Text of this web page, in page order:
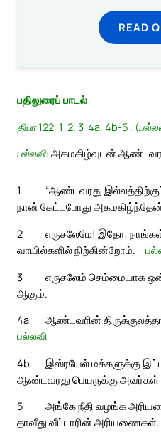
READ
பதிலுரைப் பாடல்
திபா 122: 1-2. 3-4a. 4b-5 .
பல்லவி: அகமகிழ்வுடன்
1
“ஆண்டவரது
நான் கேட்டபோது
2
எருசலேமே! இதோ,
வாயில்களில் நிற்கின்றோம். –
3
எருசலேம் செம்மையாக
ஆகும்.
4a
ஆண்டவரின்
பல்லவி
4b
இஸ்ரயேல் மக்களுக்கு
ஆண்டவரது பெயருக்கு அவர்கள்
5
அங்கே நீதி வழங்க
தாவீது வீட்டாரின் அரியணைகள்.